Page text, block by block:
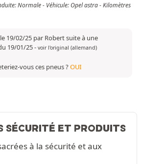
Normale - Véhicule: Opel astra - Kilomètres
19/02/25 par Robert suite à une
19/01/25- voir l'original (allemand)
vous ces pneus ?OUI
SÉCURITÉ ET PRODUITS
à la sécurité et aux